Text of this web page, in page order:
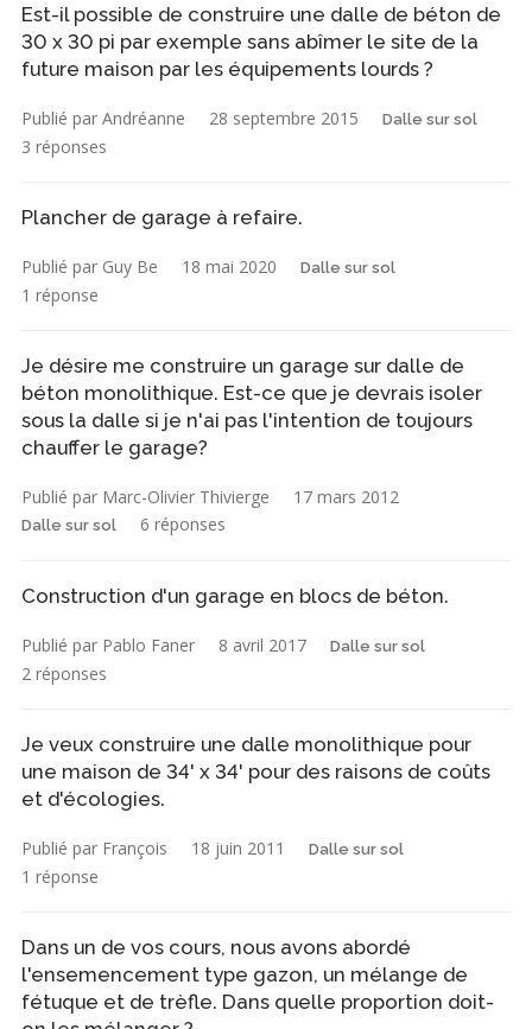
Est-il possible de construire une dalle de béton de
30 x 30 pi par exemple sans abîmer le site de la
future maison par les équipements lourds ?
Publié par Andréanne 28 septembre 2015 Dalle sur sol
3 réponses
Plancher de garage à refaire.
Publié par Guy Be 18 mai 2020 Dalle sur sol
1 réponse
Je désire me construire un garage sur dalle de
béton monolithique. Est-ce que je devrais isoler
sous la dalle si je n'ai pas l'intention de toujours
chauffer le garage?
Publié par Marc-Olivier Thivierge 17 mars 2012
Dalle sur sol 6 réponses
Construction d'un garage en blocs de béton.
Publié par Pablo Faner 8 avril 2017 Dalle sur sol
2 réponses
Je veux construire une dalle monolithique pour
une maison de 34' x 34' pour des raisons de coûts
et d'écologies.
Publié par François 18 juin 2011 Dalle sur sol
1 réponse
Dans un de vos cours, nous avons abordé
l'ensemencement type gazon, un mélange de
fétuque et de trèfle. Dans quelle proportion doit-